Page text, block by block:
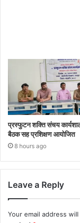
प्रस्फुटन शक्ति संचय
बैठक सह प्रशिक्षण आयोजित
8 hours ago
Leave a Reply
Your email address